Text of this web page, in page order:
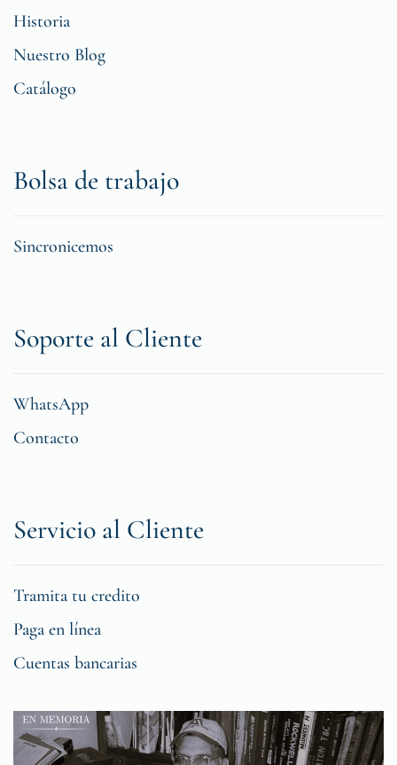
Historia
Nuestro Blog
Catálogo
Bolsa de trabajo
Sincronicemos
Soporte al Cliente
WhatsApp
Contacto
Servicio al Cliente
Tramita tu credito
Paga en línea
Cuentas bancarias